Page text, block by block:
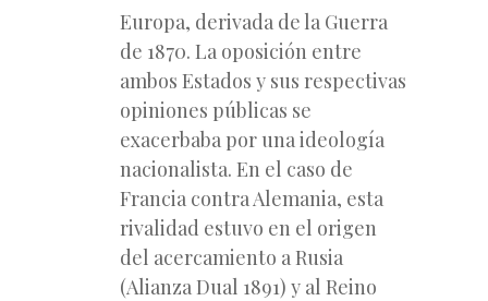
Europa, derivada de la Guerra
de 1870. La oposición entre
ambos Estados y sus respectivas
opiniones públicas se
exacerbaba por una ideología
nacionalista. En el caso de
Francia contra Alemania, esta
rivalidad estuvo en el origen
del acercamiento a Rusia
(Alianza Dual 1891) y al Reino